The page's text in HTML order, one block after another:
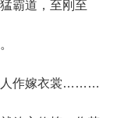
霸道，至刚至
人作嫁衣裳………